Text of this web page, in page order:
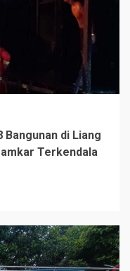
Bangunan di Liang
Terkendala